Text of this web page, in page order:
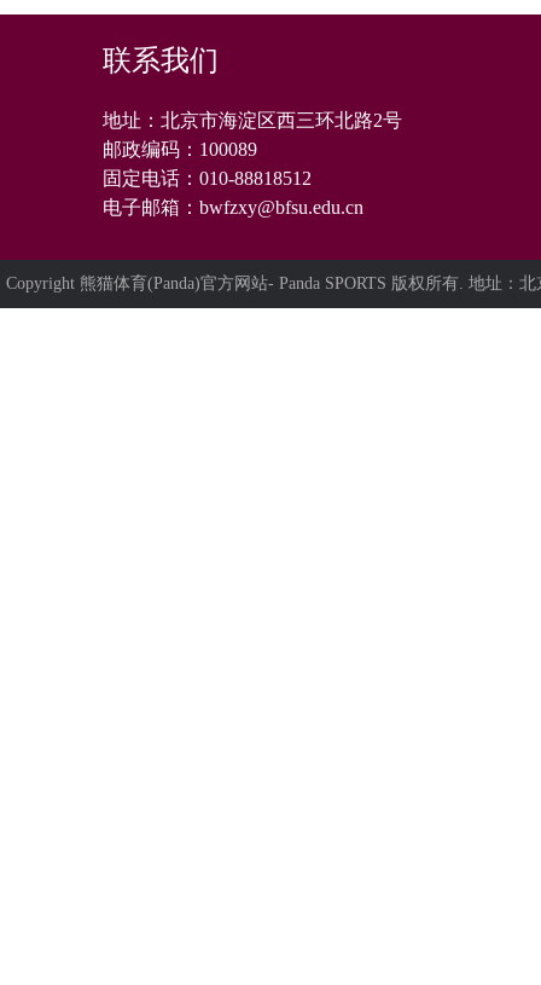
联系我们
地址：北京市海淀区西三环北路2号
邮政编码： 100089
固定电话： 010-88818512
电子邮箱： bwfzxy@bfsu.edu.cn
Copyright 熊猫体育(Panda)官方网站- Panda SPORTS 版权所有. 地址